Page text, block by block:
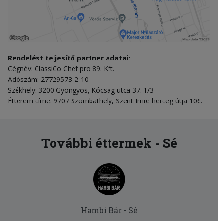
Rendelést teljesítő partner adatai:
Cégnév: ClassiCo Chef pro 89. Kft.
Adószám: 27729573-2-10
Székhely: 3200 Gyöngyös, Kócsag utca 37. 1/3
Étterem címe: 9707 Szombathely, Szent Imre herceg útja 106.
További éttermek - Sé
Hambi Bár - Sé